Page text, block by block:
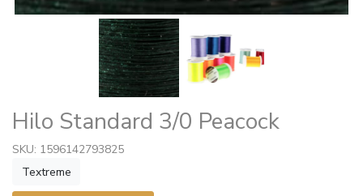
Hilo Standard 3/0 Peacock
SKU: 1596142793825
Textreme